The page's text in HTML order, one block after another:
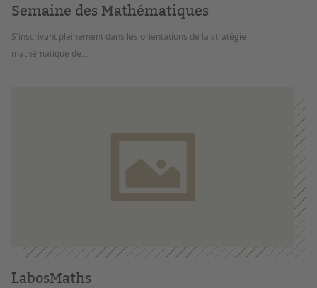
Semaine des Mathématiques
S'inscrivant pleinement dans les orientations de la stratégie
mathématique de...
LabosMaths